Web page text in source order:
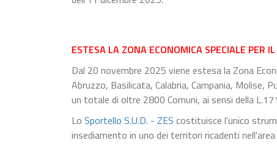
ESTESA LA ZONA ECONOMICA SPECIALE PER
Dal 20 novembre 2025 viene estesa la Zona
Abruzzo, Basilicata, Calabria, Campania, Molise,
un totale di oltre 2800 Comuni, ai sensi della
Lo Sportello S.U.D. - ZES costituisce l'unico
insediamento in uno dei territori ricadenti